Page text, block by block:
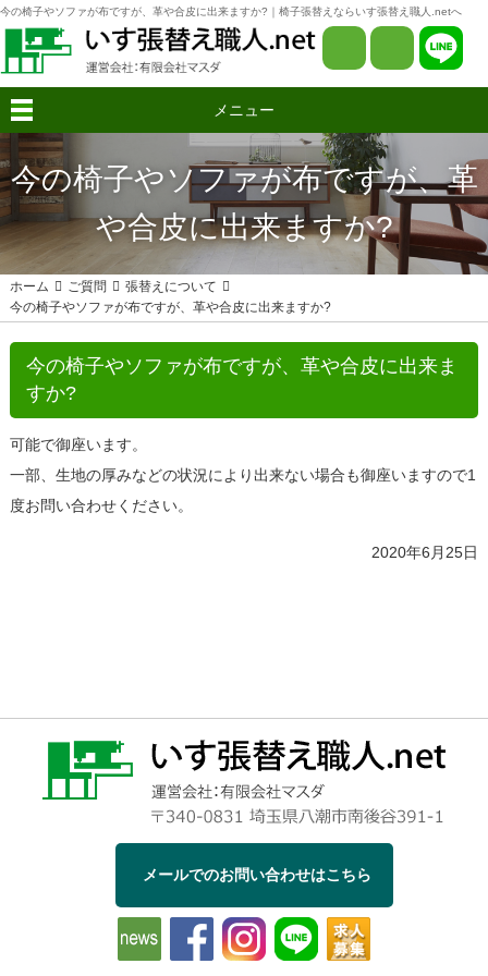
今の椅子やソファが布ですが、革や合皮に出来ますか?｜椅子張替えならいす張替え職人.netへ
メニュー
今の椅子やソファが布ですが、革
や合皮に出来ますか?
ホーム ご質問
張替えについて
今の椅子やソファが布ですが、革や合皮に出来ますか?
今の椅子やソファが布ですが、革や合皮に出来ま
すか?
可能で御座います。
一部、生地の厚みなどの状況により出来ない場合も御座いますので1
度お問い合わせください。
2020年6月25日
メールでのお問い合わせはこちら